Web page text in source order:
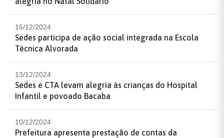
16/12/2024
Sedes participa de ação social integrada na Escola
Técnica Alvorada
13/12/2024
Sedes e CTA levam alegria às crianças do Hospital
Infantil e povoado Bacaba
10/12/2024
Prefeitura apresenta prestação de contas da